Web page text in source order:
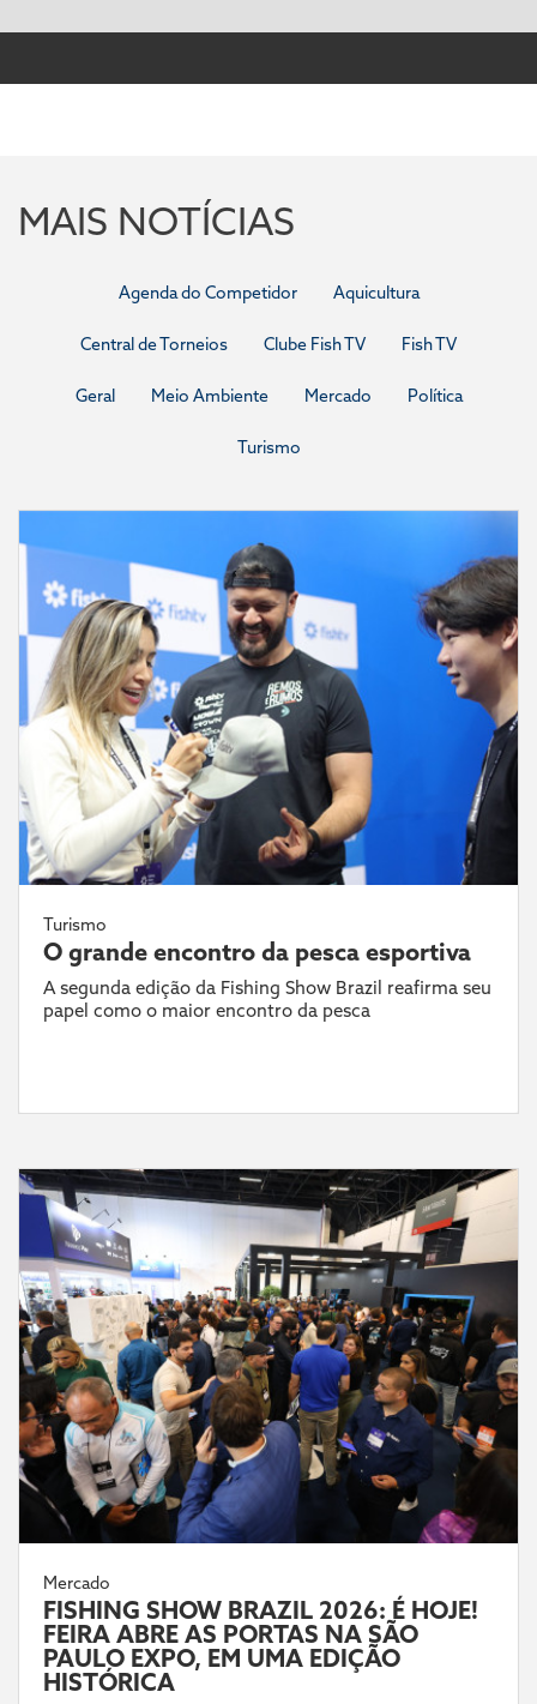
MAIS NOTÍCIAS
Agenda do Competidor Aquicultura
Central de Torneios Clube Fish TV Fish TV
Geral Meio Ambiente Mercado Política
Turismo
Turismo
O grande encontro da pesca esportiva
A segunda edição da Fishing Show Brazil reafirma seu
papel como o maior encontro da pesca
Mercado
FISHING SHOW BRAZIL 2026: É HOJE!
FEIRA ABRE AS PORTAS NA SÃO
PAULO EXPO, EM UMA EDIÇÃO
HISTÓRICA